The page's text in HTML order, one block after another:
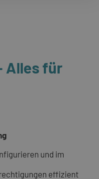
Alles für
und im
effizient